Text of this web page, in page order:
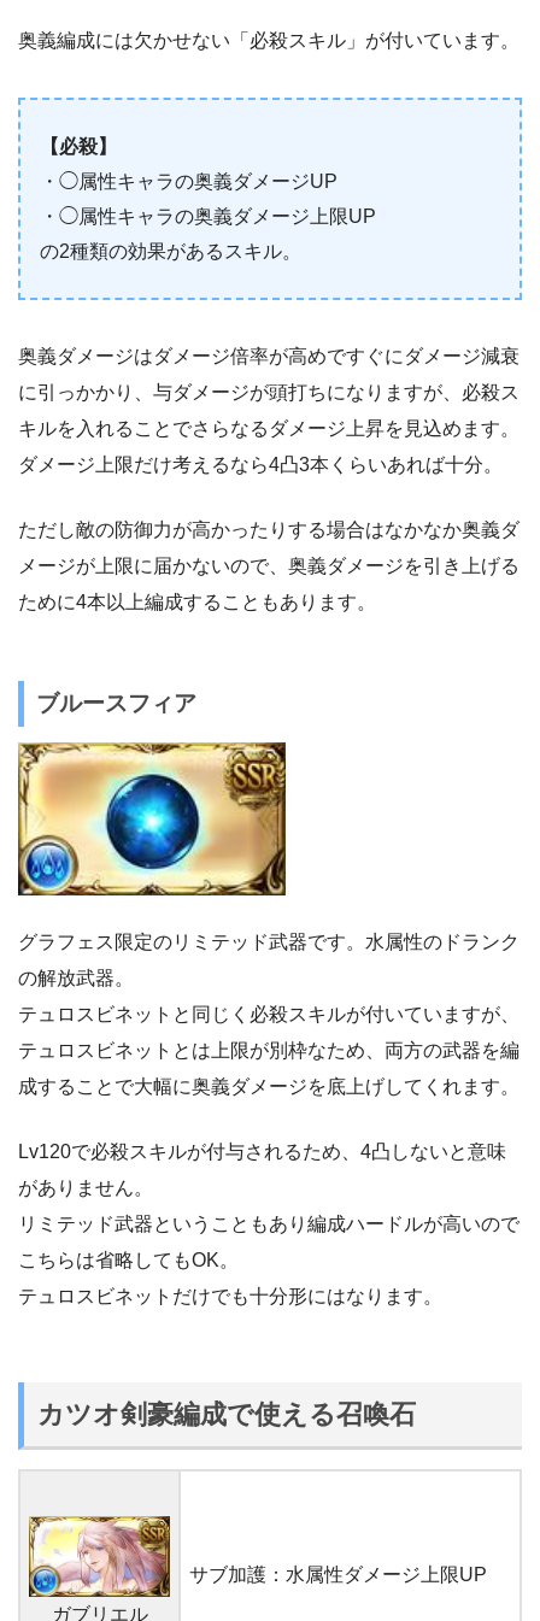
奥義編成には欠かせない「必殺スキル」が付いています。
【必殺】
・◯属性キャラの奥義ダメージUP
・◯属性キャラの奥義ダメージ上限UP
の2種類の効果があるスキル。
奥義ダメージはダメージ倍率が高めですぐにダメージ減衰
に引っかかり、与ダメージが頭打ちになりますが、必殺ス
キルを入れることでさらなるダメージ上昇を見込めます。
ダメージ上限だけ考えるなら4凸3本くらいあれば十分。
ただし敵の防御力が高かったりする場合はなかなか奥義ダ
メージが上限に届かないので、奥義ダメージを引き上げる
ために4本以上編成することもあります。
ブルースフィア
グラフェス限定のリミテッド武器です。水属性のドランク
の解放武器。
テュロスビネットと同じく必殺スキルが付いていますが、
テュロスビネットとは上限が別枠なため、両方の武器を編
成することで大幅に奥義ダメージを底上げしてくれます。
Lv120で必殺スキルが付与されるため、4凸しないと意味
がありません。
リミテッド武器ということもあり編成ハードルが高いので
こちらは省略してもOK。
テュロスビネットだけでも十分形にはなります。
カツオ剣豪編成で使える召喚石
ガブリエル
サブ加護：水属性ダメージ上限UP